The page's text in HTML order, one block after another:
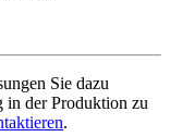
Sie dazu
in der Produktion zu
.